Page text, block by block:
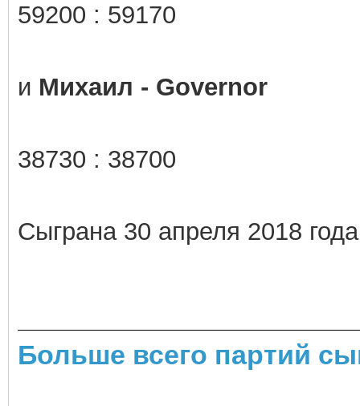
59200 : 59170
и Михаил - Governor
38730 : 38700
Сыграна 30 апреля 2018 года
Больше всего партий